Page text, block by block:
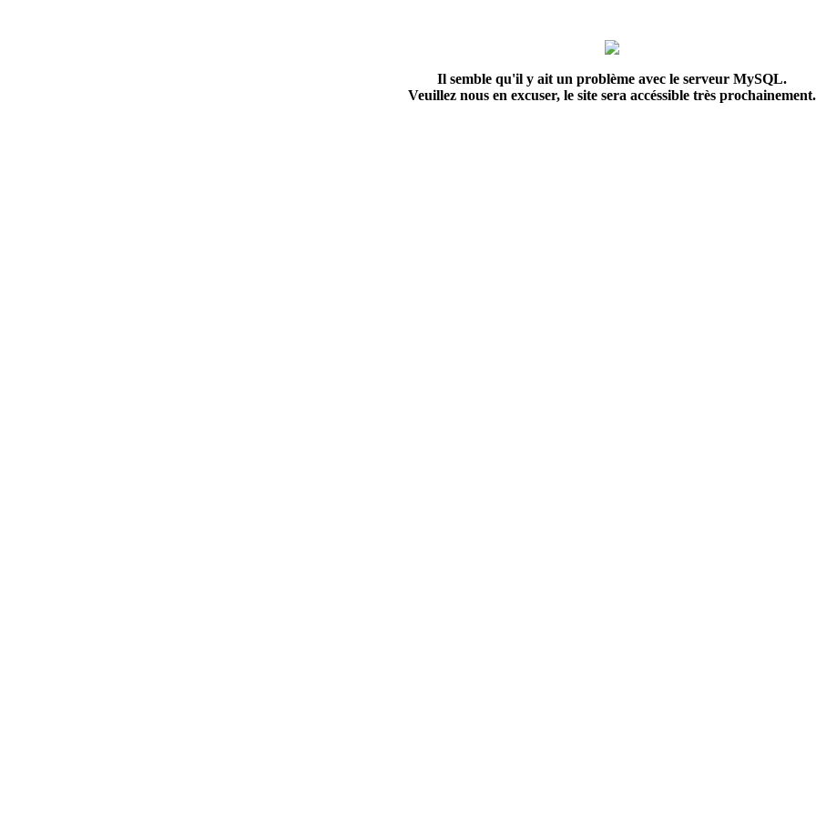
Il semble qu'il y ait un problème avec le serveur MySQL.
Veuillez nous en excuser, le site sera accéssible très prochainement.